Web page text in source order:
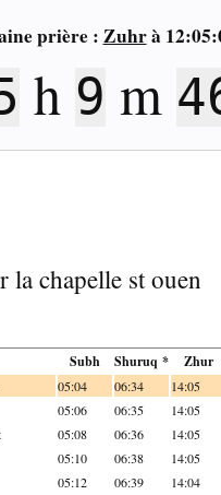
prière : Zuhrà
h 9 m
la chapelle st ouen
Subh Shuruq * Zhur
05:04 06:34 14:05
05:06 06:35 14:05
05:08 06:36 14:05
05:10 06:38 14:05
05:12 06:39 14:04